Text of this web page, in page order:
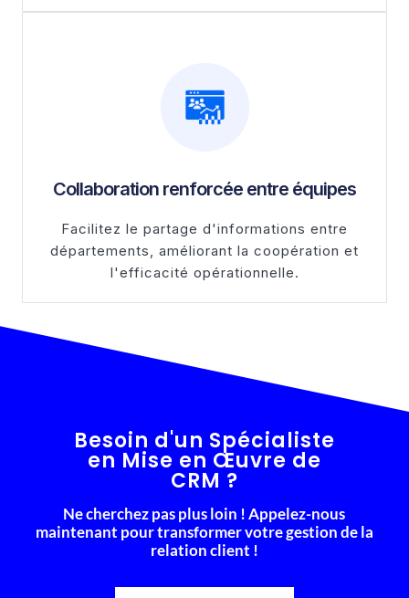
Collaboration renforcée entre équipes
Facilitez le partage d'informations entre
départements, améliorant la coopération et
l'efficacité opérationnelle.
Besoin d'un Spécialiste
en Mise en Œuvre de
CRM ?
Ne cherchez pas plus loin ! Appelez-nous
maintenant pour transformer votre gestion de la
relation client !